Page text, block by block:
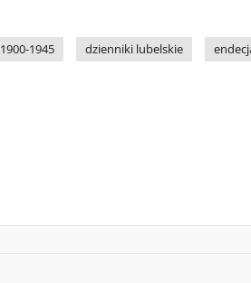
1900-1945 dzienniki lubelskie